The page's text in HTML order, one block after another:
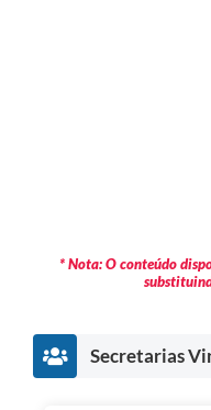
* Nota: O conteúdo
Secretarias